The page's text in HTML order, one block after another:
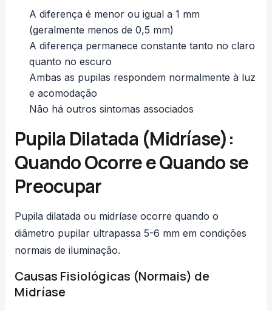
A diferença é menor ou igual a 1 mm
(geralmente menos de 0,5 mm)
A diferença permanece constante tanto no claro
quanto no escuro
Ambas as pupilas respondem normalmente à luz
e acomodação
Não há outros sintomas associados
Pupila Dilatada (Midríase):
Quando Ocorre e Quando se
Preocupar
Pupila dilatada ou midríase ocorre quando o
diâmetro pupilar ultrapassa 5-6 mm em condições
normais de iluminação.
Causas Fisiológicas (Normais) de
Midríase